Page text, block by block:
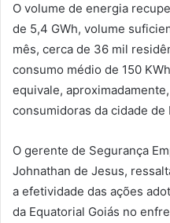
O volume de energia
de 5,4 GWh, volume
mês, cerca de 36 mil
consumo médio de 150
equivale,
consumidoras da cidade de
O gerente de Segurança
Johnathan de Jesus,
a efetividade das ações
da Equatorial Goiás no